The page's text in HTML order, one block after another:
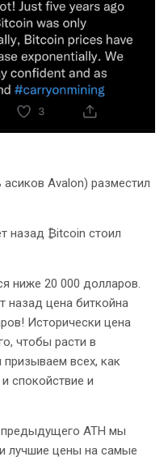
Avalon) разместил
назад ₿itcoin стоил
ниже 20 000 долларов.
назад цена биткойна
Исторически цена
чтобы расти в
всех, как
спокойствие и
предыдущего ATH мы
лучшие цены на самые